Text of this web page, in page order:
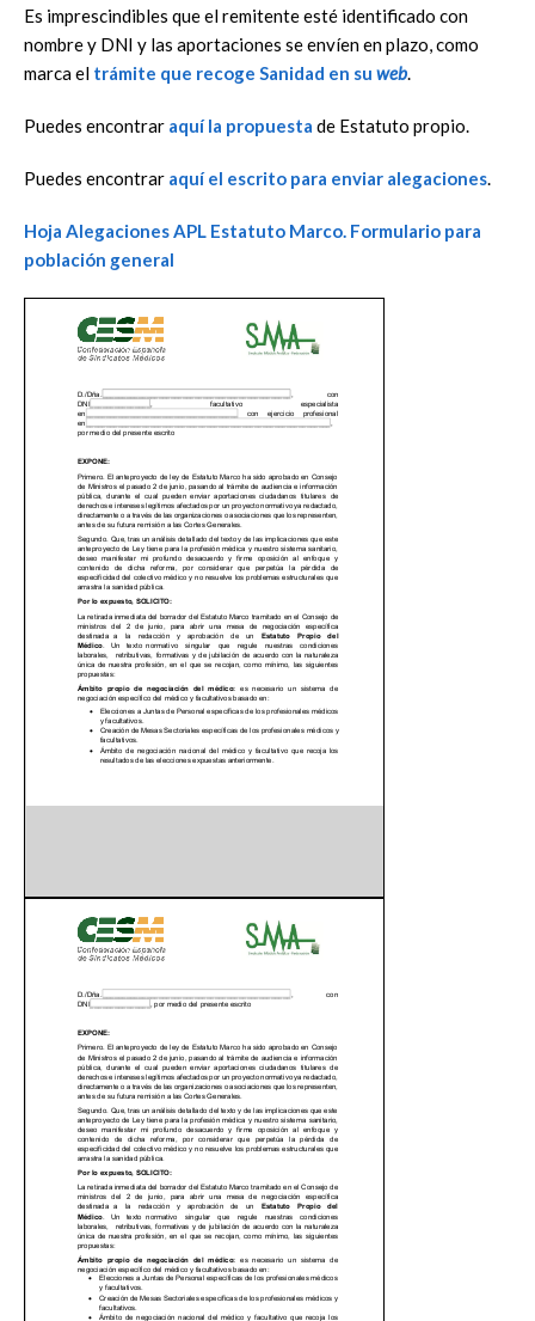
Es imprescindibles que el remitente esté identificado con
nombre y DNI y las aportaciones se envíen en plazo, como
marca el trámite que recoge Sanidad en su web.
Puedes encontrar aquí la propuesta de Estatuto propio.
Puedes encontrar aquí el escrito para enviar alegaciones.
Hoja Alegaciones APL Estatuto Marco. Formulario para
población general